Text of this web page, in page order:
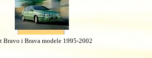
Bravo i Brava modele 1995-2002